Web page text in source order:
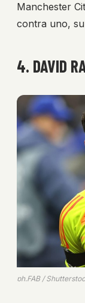
Manchester
contra uno,
4. DAVID
ph.FAB /